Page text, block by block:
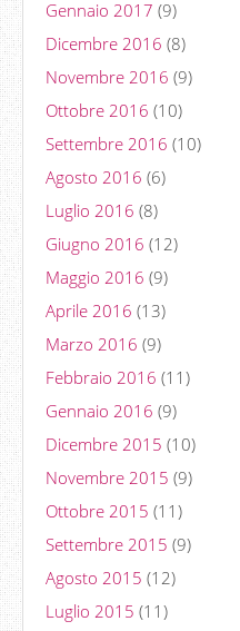
Gennaio 2017 (9)
Dicembre 2016 (8)
Novembre 2016 (9)
Ottobre 2016 (10)
Settembre 2016 (10)
Agosto 2016 (6)
Luglio 2016 (8)
Giugno 2016 (12)
Maggio 2016 (9)
Aprile 2016 (13)
Marzo 2016 (9)
Febbraio 2016 (11)
Gennaio 2016 (9)
Dicembre 2015 (10)
Novembre 2015 (9)
Ottobre 2015 (11)
Settembre 2015 (9)
Agosto 2015 (12)
Luglio 2015 (11)